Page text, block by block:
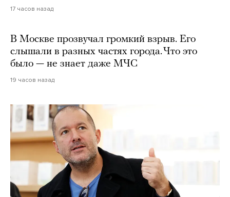
17 часов назад
В Москве прозвучал громкий взрыв. Его
слышали в разных частях города. Что это
было — не знает даже МЧС
19 часов назад